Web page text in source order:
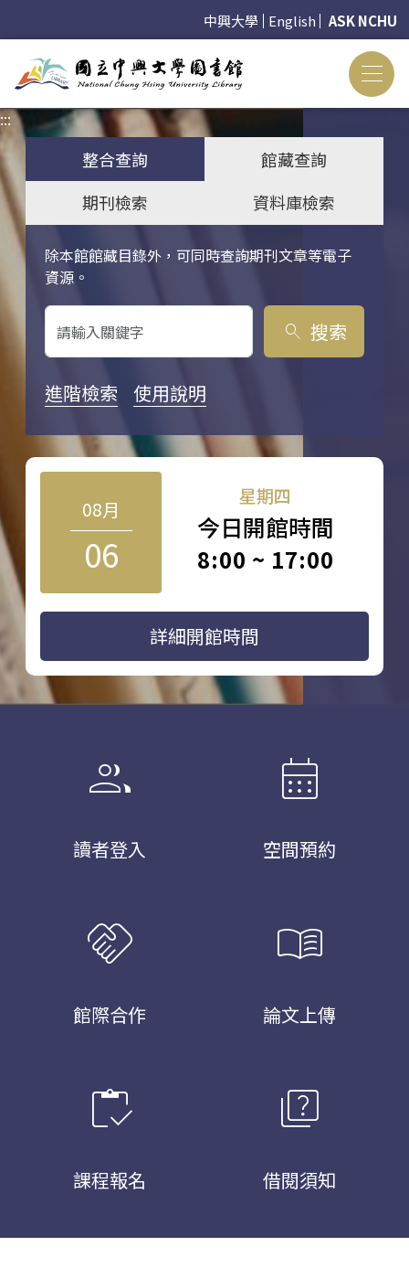
中興大學 English ASK NCHU
:::
整合查詢
館藏查詢
期刊檢索
資料庫檢索
除本館館藏目錄外，可同時查詢期刊文章等電子
資源。
關鍵字搜尋
search 搜索
進階檢索 使用說明
08月
06
星期四
今日開館時間
8:00 ~ 17:00
詳細開館時間
group
讀者登入
calendar_month
空間預約
handshake
館際合作
menu_book
論文上傳
inventory
課程報名
quiz
借閱須知